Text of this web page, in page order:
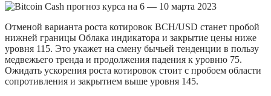
Отменой варианта роста котировок BCH/USD станет пробой
нижней границы Облака индикатора и закрытие цены ниже
уровня 115. Это укажет на смену бычьей тенденции в пользу
медвежьего тренда и продолжения падения к уровню 75.
Ожидать ускорения роста котировок стоит с пробоем области
сопротивления и закрытием выше уровня 145.